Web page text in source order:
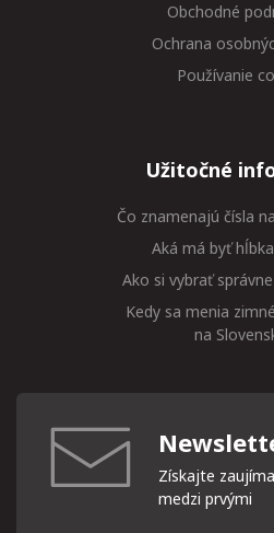
Obchodné
Ochrana
Používanie
Užitočné
Čo znamenajú čísla
Aká má byť
Ako si vybrať
Kedy sa menia
na
Získajte
medzi prvými